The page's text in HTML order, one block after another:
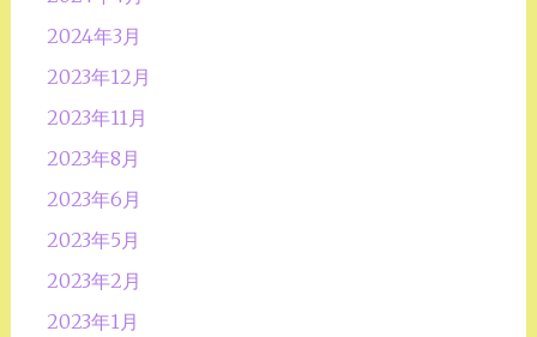
2024年3月
2023年12月
2023年11月
2023年8月
2023年6月
2023年5月
2023年2月
2023年1月